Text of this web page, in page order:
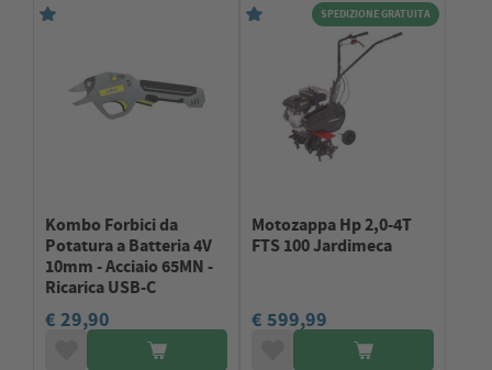
Kombo Forbici da
Potatura a Batteria 4V
10mm - Acciaio 65MN -
Ricarica USB-C
€ 29,90
SPEDIZIONE GRATUITA
Motozappa Hp 2,0-4T
FTS 100 Jardimeca
€ 599,99